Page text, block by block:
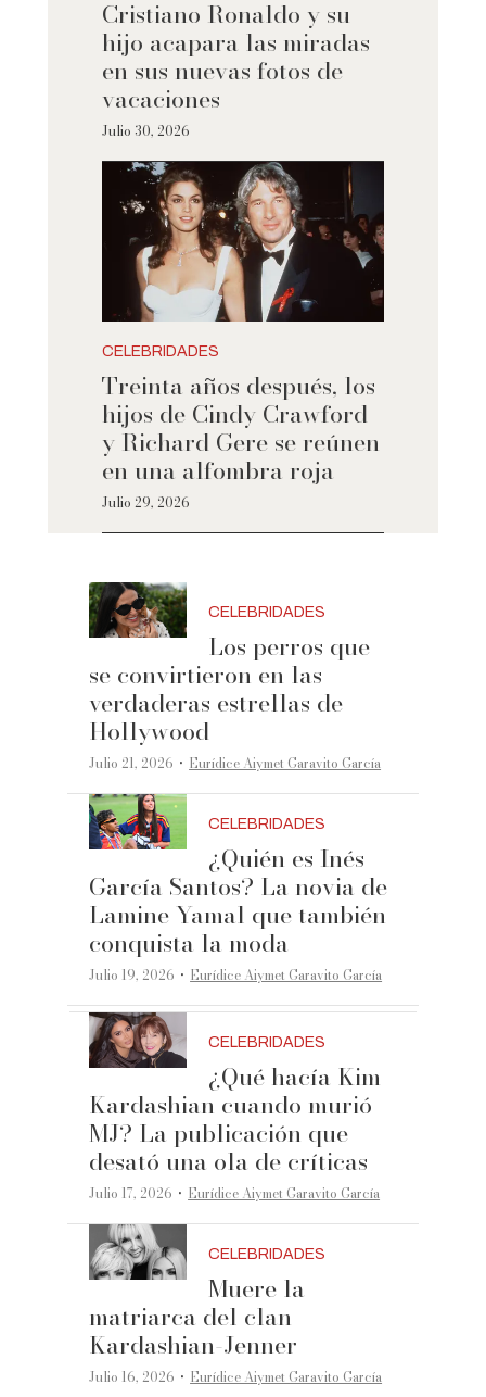
Cristiano Ronaldo y su
hijo acapara las miradas
en sus nuevas fotos de
vacaciones
Julio 30, 2026
CELEBRIDADES
Treinta años después, los
hijos de Cindy Crawford
y Richard Gere se reúnen
en una alfombra roja
Julio 29, 2026
CELEBRIDADES
Los perros que
se convirtieron en las
verdaderas estrellas de
Hollywood
Julio 21, 2026 ·Eurídice Aiymet Garavito García
CELEBRIDADES
¿Quién es Inés
García Santos? La novia de
Lamine Yamal que también
conquista la moda
Julio 19, 2026 ·Eurídice Aiymet Garavito García
CELEBRIDADES
¿Qué hacía Kim
Kardashian cuando murió
MJ? La publicación que
desató una ola de críticas
Julio 17, 2026 ·Eurídice Aiymet Garavito García
CELEBRIDADES
Muere la
matriarca del clan
Kardashian-Jenner
Julio 16, 2026 ·Eurídice Aiymet Garavito García